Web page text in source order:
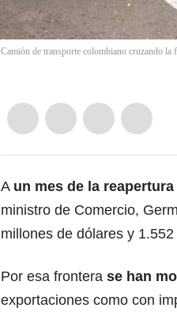
Camión de transporte colombiano cruzando la
A un mes de la
ministro de Comercio,
millones de dólares y
Por esa frontera se han
exportaciones como con